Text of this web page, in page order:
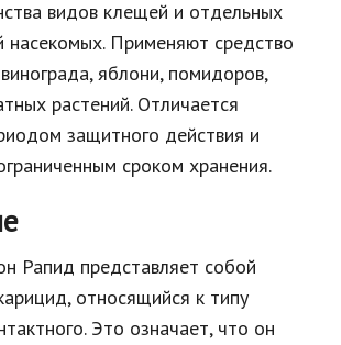
видов клещей и отдельных
насекомых. Применяют средство
яблони, помидоров,
растений. Отличается
защитного действия и
сроком хранения.
Рапид представляет собой
относящийся к типу
Это означает, что он